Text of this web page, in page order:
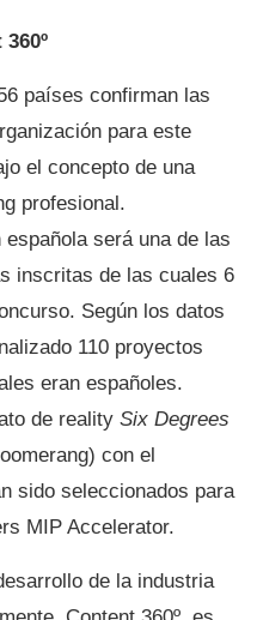
países confirman las
para este
el concepto de una
profesional.
será una de las
inscritas de las cuales 6
Según los datos
110 proyectos
eran españoles.
de reality Six Degrees
con el
sido seleccionados para
MIP Accelerator.
de la industria